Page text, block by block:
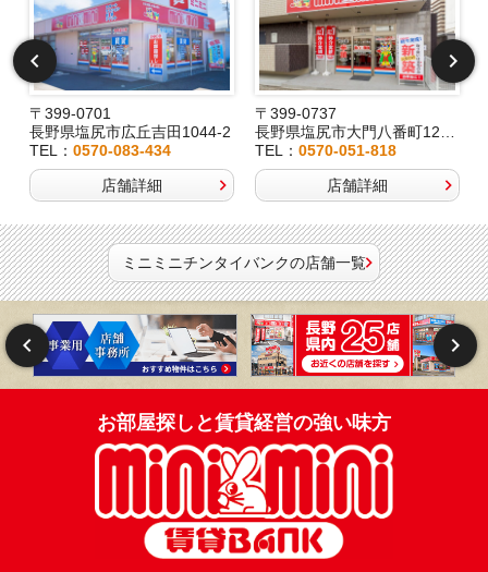
〒399-0701
長野県塩尻市広丘吉田1044-2
TEL： 0570-083-434
店舗詳細
〒399-0737
長野県塩尻市大門八番町12-29
TEL： 0570-051-818
店舗詳細
ミニミニチンタイバンクの店舗一覧
お部屋探しと賃貸経営の強い味方